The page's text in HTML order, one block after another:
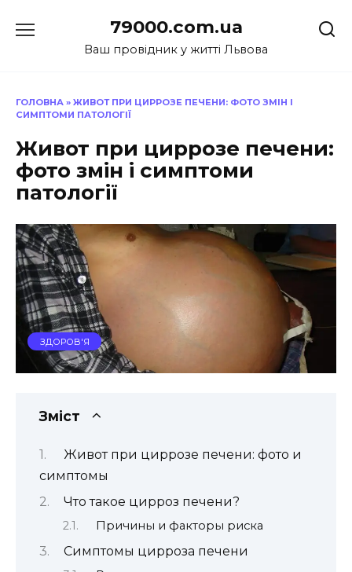
до
79000.com.ua
Ваш провідник у житті Львова
ГОЛОВНА » ЖИВОТ ПРИ ЦИРРОЗЕ ПЕЧЕНИ: ФОТО ЗМІН І
СИМПТОМИ ПАТОЛОГІЇ
Живот при циррозе печени:
фото змін і симптоми
патології
ЗДОРОВ'Я
Зміст
Живот при циррозе печени: фото и
симптомы
Что такое цирроз печени?
Причины и факторы риска
Симптомы цирроза печени